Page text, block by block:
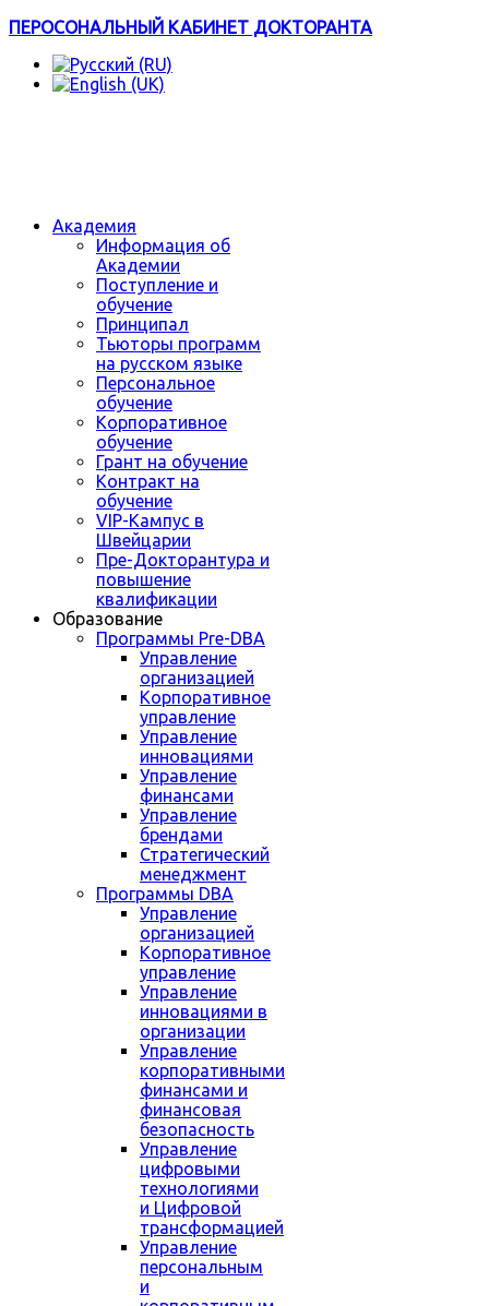
ПЕРОСОНАЛЬНЫЙ КАБИНЕТ ДОКТОРАНТА
Академия
Информация об
Академии
Поступление и
обучение
Принципал
Тьюторы программ
на русском языке
Персональное
обучение
Корпоративное
обучение
Грант на обучение
Контракт на
обучение
VIP-Кампус в
Швейцарии
Пре-Докторантура и
повышение
квалификации
Образование
Программы Pre-DBA
Управление
организацией
Корпоративное
управление
Управление
инновациями
Управление
финансами
Управление
брендами
Стратегический
менеджмент
Программы DBA
Управление
организацией
Корпоративное
управление
Управление
инновациями в
организации
Управление
корпоративными
финансами и
финансовая
безопасность
Управление
цифровыми
технологиями
и Цифровой
трансформацией
Управление
персональным
и